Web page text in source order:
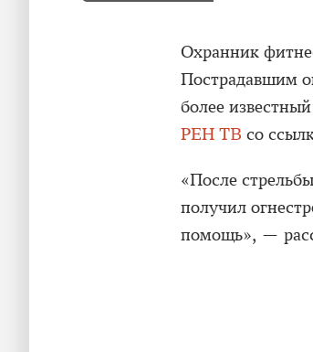
Охранник
Пострадавшим
более
РЕН ТВ со
«После
получил
помощь», —